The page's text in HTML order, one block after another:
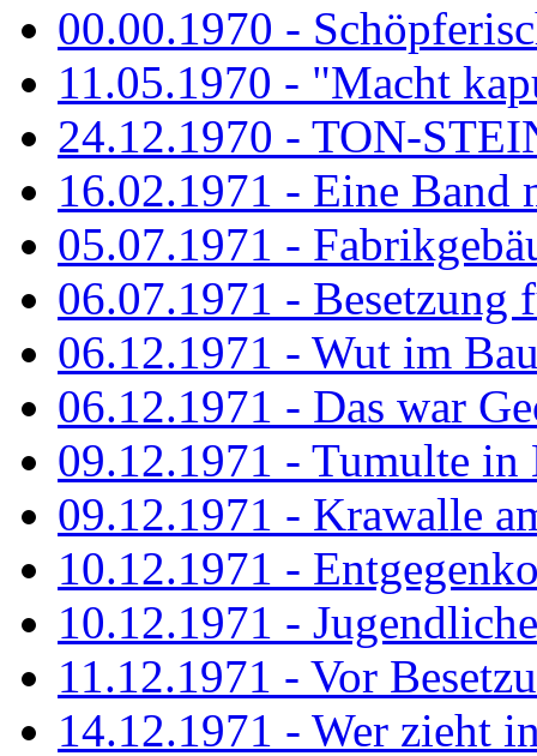
00.00.1970 -
11.05.1970 - "Macht
24.12.1970 - TON-
16.02.1971 - Eine Band
05.07.1971 -
06.07.1971 - Besetzung
06.12.1971 - Wut im
06.12.1971 - Das war
09.12.1971 - Tumulte in
09.12.1971 - Krawalle
10.12.1971 -
10.12.1971 -
11.12.1971 - Vor
14.12.1971 - Wer zieht